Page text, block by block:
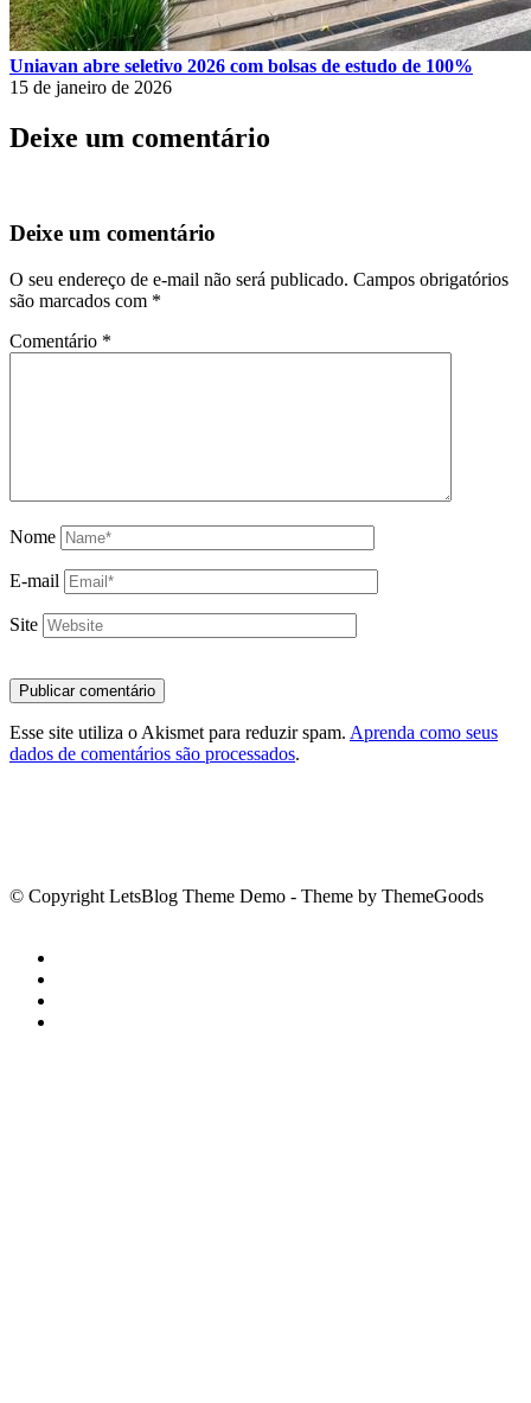
Uniavan abre seletivo 2026 com bolsas de estudo de 100%
15 de janeiro de 2026
Deixe um comentário
Deixe um comentário
O seu endereço de e-mail não será publicado. Campos obrigatórios
são marcados com *
Comentário *
Nome
E-mail
Site
Esse site utiliza o Akismet para reduzir spam. Aprenda como seus
dados de comentários são processados.
© Copyright LetsBlog Theme Demo - Theme by ThemeGoods